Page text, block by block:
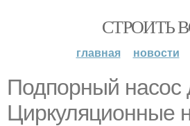
СТРОИТЬ
главная новости
Подпорный насос
Циркуляционные